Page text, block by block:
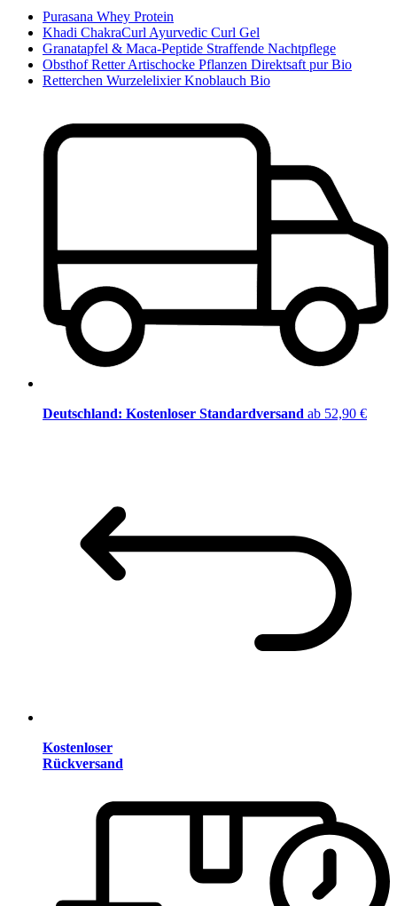
Purasana Whey Protein
Khadi ChakraCurl Ayurvedic Curl Gel
Granatapfel & Maca-Peptide Straffende Nachtpflege
Obsthof Retter Artischocke Pflanzen Direktsaft pur Bio
Retterchen Wurzelelixier Knoblauch Bio
Deutschland: Kostenloser Standardversand ab 52,90 €
Kostenloser
Rückversand